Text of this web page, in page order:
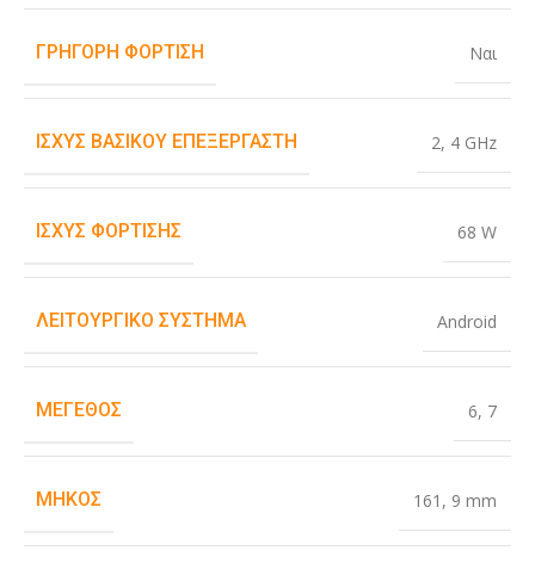
ΓΡΉΓΟΡΗ ΦΌΡΤΙΣΗ Ναι
ΙΣΧΎΣ ΒΑΣΙΚΟΎ ΕΠΕΞΕΡΓΑΣΤΉ 2, 4 GHz
ΙΣΧΎΣ ΦΌΡΤΙΣΗΣ 68 W
ΛΕΙΤΟΥΡΓΙΚΌ ΣΎΣΤΗΜΑ Android
ΜΈΓΕΘΟΣ 6, 7
ΜΉΚΟΣ 161 , 9 mm